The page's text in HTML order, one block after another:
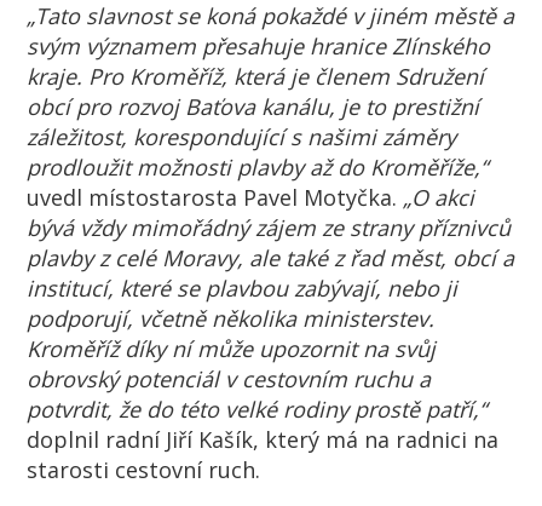
„Tato slavnost se koná pokaždé v jiném městě a
svým významem přesahuje hranice Zlínského
kraje. Pro Kroměříž, která je členem Sdružení
obcí pro rozvoj Baťova kanálu, je to prestižní
záležitost, korespondující s našimi záměry
prodloužit možnosti plavby až do Kroměříže,“
uvedl místostarosta Pavel Motyčka. „O akci
bývá vždy mimořádný zájem ze strany příznivců
plavby z celé Moravy, ale také z řad měst, obcí a
institucí, které se plavbou zabývají, nebo ji
podporují, včetně několika ministerstev.
Kroměříž díky ní může upozornit na svůj
obrovský potenciál v cestovním ruchu a
potvrdit, že do této velké rodiny prostě patří,“
doplnil radní Jiří Kašík, který má na radnici na
starosti cestovní ruch.